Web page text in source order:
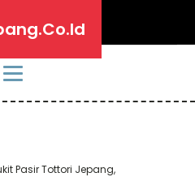
Pasir Tottori Jepang,